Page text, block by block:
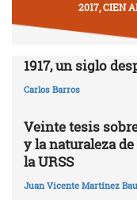
2017, CIEN
1917, un siglo
Carlos Barros
Veinte tesis
y la naturaleza
la URSS
Juan Vicente Martínez